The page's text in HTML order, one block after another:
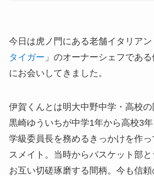
今日は虎ノ門にある老舗イタリアン
タイガー 」のオーナーシェフであ
にお会いしてきました。
伊賀くんとは明大中野中学・高校
黒崎ゆういちが中学1年から高校3年
学級委員長を務めるきっかけを作っ
スメイト。当時からバスケット部
お互い切磋琢磨する間柄。今も信